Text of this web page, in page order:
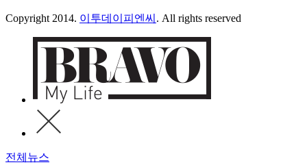
Copyright 2014. 이투데이피엔씨 . All rights reserved
전체뉴스